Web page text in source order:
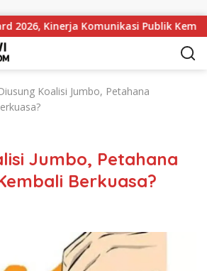
Komunikasi Publik Kementerian
Koalisi Jumbo, Petahana
Jumbo, Petahana
Berkuasa?